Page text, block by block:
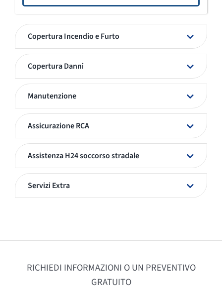
Copertura Incendio e Furto
Copertura Danni
Manutenzione
Assicurazione RCA
Assistenza H24 soccorso stradale
Servizi Extra
RICHIEDI INFORMAZIONI O UN PREVENTIVO
GRATUITO